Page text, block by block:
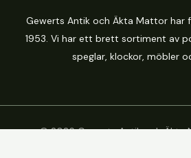
Gewerts Antik och Äkta Mattor har
1953. Vi har ett brett sortiment av
speglar, klockor, möbler
© 2026 Gewerts Antik och Äkta